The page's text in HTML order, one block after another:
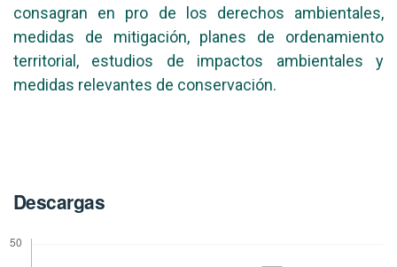
consagran en pro de los derechos ambientales,
medidas de mitigación, planes de ordenamiento
territorial, estudios de impactos ambientales y
medidas relevantes de conservación.
Descargas